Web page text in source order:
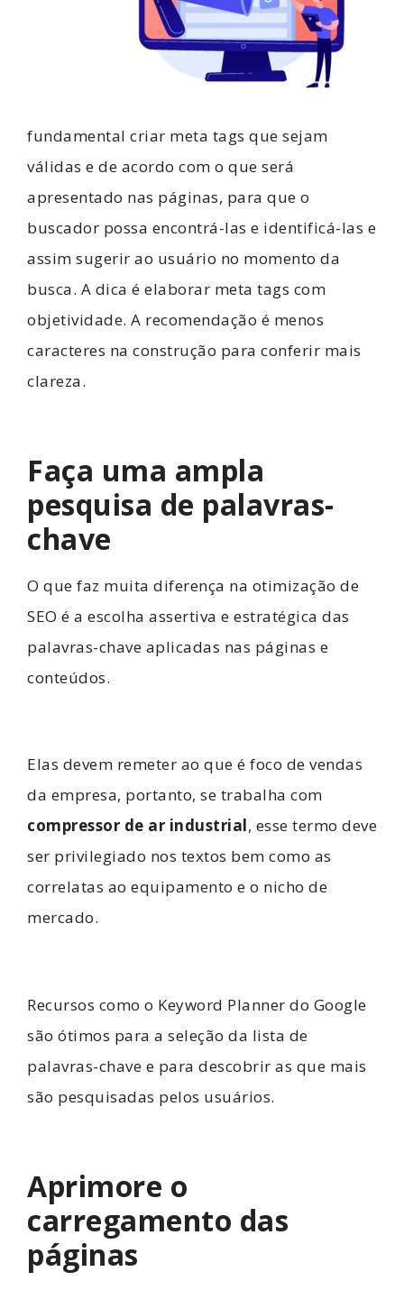
fundamental criar meta tags que sejam
válidas e de acordo com o que será
apresentado nas páginas, para que o
buscador possa encontrá-las e identificá-las e
assim sugerir ao usuário no momento da
busca. A dica é elaborar meta tags com
objetividade. A recomendação é menos
caracteres na construção para conferir mais
clareza.
Faça uma ampla
pesquisa de palavras-
chave
O que faz muita diferença na otimização de
SEO é a escolha assertiva e estratégica das
palavras-chave aplicadas nas páginas e
conteúdos.
Elas devem remeter ao que é foco de vendas
da empresa, portanto, se trabalha com
compressor de ar industrial, esse termo deve
ser privilegiado nos textos bem como as
correlatas ao equipamento e o nicho de
mercado.
Recursos como o Keyword Planner do Google
são ótimos para a seleção da lista de
palavras-chave e para descobrir as que mais
são pesquisadas pelos usuários.
Aprimore o
carregamento das
páginas